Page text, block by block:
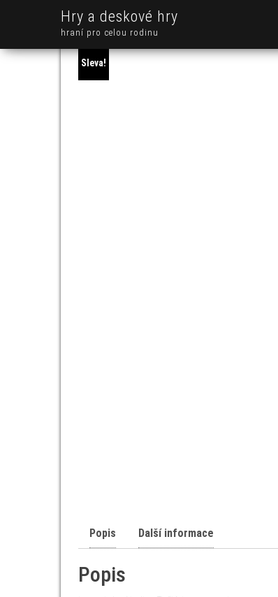
Hry a deskové hry
hraní pro celou rodinu
Sleva!
Popis Další informace
Popis